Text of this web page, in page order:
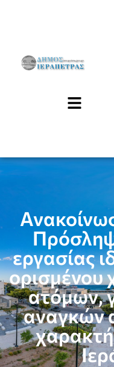
εργασίας
ορισμένου
ατόμων,
αναγκών